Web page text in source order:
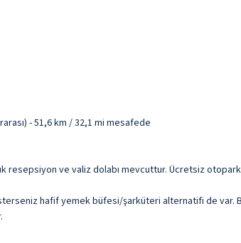
- 51,6 km / 32,1 mi mesafede
resepsiyon ve valiz dolabı mevcuttur. Ücretsiz otopark
hafif yemek büfesi/şarküteri alternatifi de